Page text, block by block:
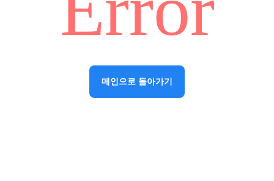
메인으로 돌아가기